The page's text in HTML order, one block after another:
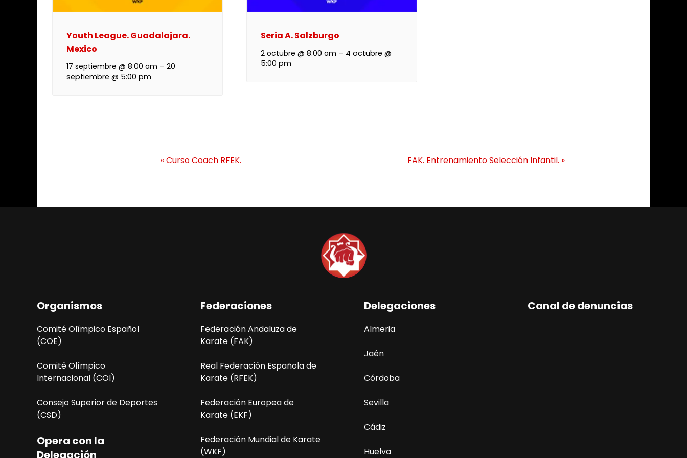
Youth League. Guadalajara.
Mexico
17 septiembre @ 8:00 am – 20
septiembre @ 5:00 pm
Seria A. Salzburgo
2 octubre @ 8:00 am – 4 octubre @
5:00 pm
v
i
ó
n
d
e
l
E
v
«Curso Coach RFEK. FAK. Entrenamiento Selección Infantil. »
Organismos
Comité Olímpico Español
(COE)
Comité Olímpico
Internacional (COI)
Consejo Superior de Deportes
(CSD)
Opera con la
Delegación
Federaciones
Federación Andaluza de
Karate (FAK)
Real Federación Española de
Karate (RFEK)
Federación Europea de
Karate (EKF)
Federación Mundial de Karate
(WKF)
Delegaciones
Almeria
Jaén
Córdoba
Sevilla
Cádiz
Huelva
Canal de denuncias